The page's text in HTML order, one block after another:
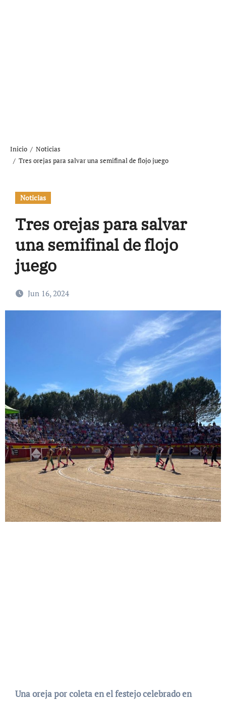
Inicio
Noticias
Tres orejas para salvar una semifinal de flojo juego
Noticias
Tres orejas para salvar
una semifinal de flojo
juego
Jun 16, 2024
Una oreja por coleta en el festejo celebrado en